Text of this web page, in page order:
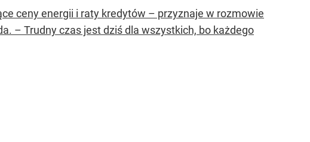
ceny energii i raty kredytów – przyznaje w rozmowie
– Trudny czas jest dziś dla wszystkich, bo każdego